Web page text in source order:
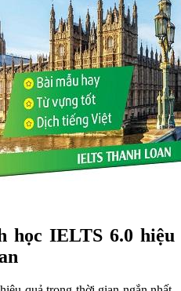
IELTS 6.0 hiệu